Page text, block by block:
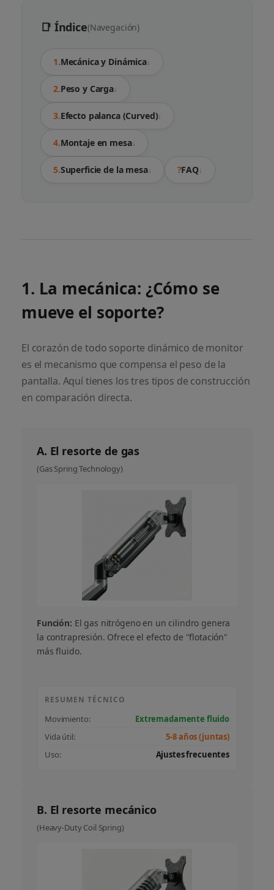
📑 Índice(Navegación)
1.Mecánica y Dinámica↓
2.Peso y Carga↓
3.Efecto palanca (Curved)↓
4.Montaje en mesa↓
5.Superficie de la mesa↓ ?FAQ↓
1. La mecánica: ¿Cómo se
mueve el soporte?
El corazón de todo soporte dinámico de monitor
es el mecanismo que compensa el peso de la
pantalla. Aquí tienes los tres tipos de construcción
en comparación directa.
A. El resorte de gas
(Gas Spring Technology)
Función: El gas nitrógeno en un cilindro genera
la contrapresión. Ofrece el efecto de "flotación"
más fluido.
RESUMEN TÉCNICO
Movimiento:
Extremadamente fluido
Vida útil:
5-8 años (juntas)
Uso:
Ajustes frecuentes
B. El resorte mecánico
(Heavy-Duty Coil Spring)